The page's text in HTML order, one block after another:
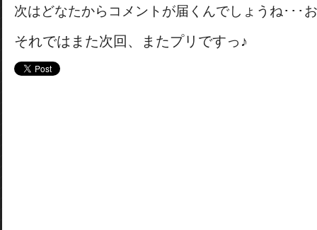
次はどなたからコメントが届くんでしょうね･･･
それではまた次回、またプリですっ♪